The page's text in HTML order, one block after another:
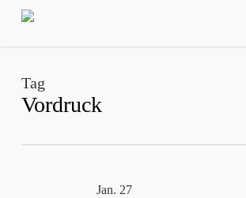
Skip
Tag
Vordruck
Jan. 27